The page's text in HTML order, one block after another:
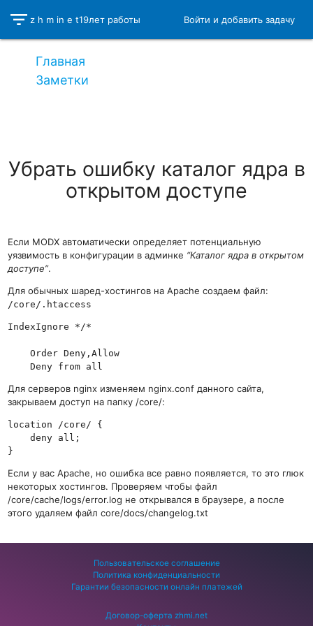
Войти и добавить задачу
filter_listz h m in e t19лет работы
Главная
Заметки
Убрать ошибку каталог ядра в
открытом доступе
Если MODX автоматически определяет потенциальную
уязвимость в конфигурации в админке “Каталог ядра в открытом
доступе”.
Для обычных шаред-хостингов наApache создаем файл:
/core/.htaccess
    Order Deny,Allow
Для серверов nginx изменяем nginx.conf данного сайта,
закрываем доступ на папку /core/:
location /core/ {
    deny all;
Если у вас Apache, но ошибка все равно появляется, то это глюк
некоторых хостингов. Проверяем чтобы файл
/core/cache/logs/error.log не открывался в браузере, а после
этого удаляем файл core/docs/changelog.txt
Пользовательское соглашение
Политика конфиденциальности
Гарантии безопасности онлайн платежей
Договор-оферта zhmi.net